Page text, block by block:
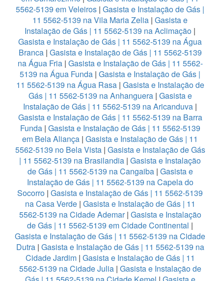
5562-5139 em Veleiros | Gasista e Instalação de Gás |
11 5562-5139 na Vila Maria Zelia | Gasista e
Instalação de Gás | 11 5562-5139 na Aclimação |
Gasista e Instalação de Gás | 11 5562-5139 na Água
Branca| Gasista e Instalação de Gás | 11 5562-5139
na Água Fria| Gasista e Instalação de Gás | 11 5562-
5139 na Água Funda | Gasista e Instalação de Gás |
11 5562-5139 na Água Rasa | Gasista e Instalação de
Gás | 11 5562-5139 na Anhanguera| Gasista e
Instalação de Gás | 11 5562-5139 na Aricanduva |
Gasista e Instalação de Gás | 11 5562-5139 na Barra
Funda | Gasista e Instalação de Gás | 11 5562-5139
em Bela Aliança | Gasista e Instalação de Gás | 11
5562-5139 no Bela Vista| Gasista e Instalação de Gás
| 11 5562-5139 na Brasilandia | Gasista e Instalação
de Gás | 11 5562-5139 na Cangaiba| Gasista e
Instalação de Gás | 11 5562-5139 na Capela do
Socorro | Gasista e Instalação de Gás | 11 5562-5139
na Casa Verde| Gasista e Instalação de Gás | 11
5562-5139 na Cidade Ademar| Gasista e Instalação
de Gás | 11 5562-5139 em Cidade Continental |
Gasista e Instalação de Gás | 11 5562-5139 na Cidade
Dutra | Gasista e Instalação de Gás | 11 5562-5139 na
Cidade Jardim| Gasista e Instalação de Gás | 11
5562-5139 na Cidade Julia | Gasista e Instalação de